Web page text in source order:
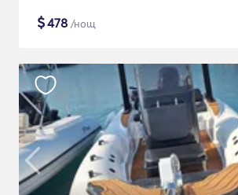
$478 /нощ